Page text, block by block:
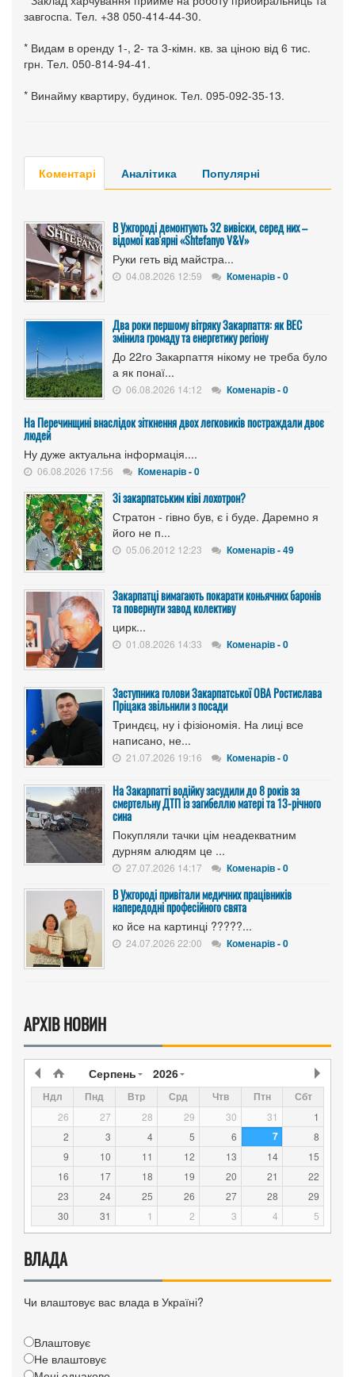
завгоспа. Тел. +38 050-414-44-30.
* Видам в оренду 1-, 2- та 3-кімн. кв. за ціною від 6 тис.
грн. Тел. 050-814-94-41.
* Винайму квартиру, будинок. Тел. 095-092-35-13.
Коментарі Аналітика Популярні
В Ужгороді демонтують 32 вивіски, серед них –
відомої кав'ярні «Shtefanyo V&V»
Руки геть від майстра...
04.08.2026 12:59 Коменарів - 0
Два роки першому вітряку Закарпаття: як ВЕС
змінила громаду та енергетику регіону
До 22го Закарпаття нікому не треба було
а як понаї...
06.08.2026 14:12 Коменарів - 0
На Перечинщині внаслідок зіткнення двох легковиків постраждали двоє
людей
Ну дуже актуальна інформація....
06.08.2026 17:56 Коменарів - 0
Зі закарпатським ківі лохотрон?
Стратон - гівно був, є і буде. Даремно я
його не п...
05.06.2012 12:23 Коменарів - 49
Закарпатці вимагають покарати коньячних баронів
та повернути завод колективу
цирк...
01.08.2026 14:33 Коменарів - 0
Заступника голови Закарпатської ОВА Ростислава
Пріцака звільнили з посади
Триндєц, ну і фізіономія. На лиці все
написано, не...
21.07.2026 19:16 Коменарів - 0
На Закарпатті водійку засудили до 8 років за
смертельну ДТП із загибеллю матері та 13-річного
сина
Покупляли тачки цім неадекватним
дурням алюдям це ...
27.07.2026 14:17 Коменарів - 0
В Ужгороді привітали медичних працівників
напередодні професійного свята
ко йсе на картинці ?????...
24.07.2026 22:00 Коменарів - 0
АРХІВ НОВИН
Серпень 2026
Ндл Пнд Втр Срд Чтв Птн Сбт
26 27 28 29 30 31
1
2
3 4 5 6 7
8
9
10 11 12 13 14
15
16
17 18 19 20 21
22
23
24 25 26 27 28
29
30
31 1 2 3 4 5
ВЛАДА
Чи влаштовує вас влада в Україні?
Влаштовує
Не влаштовує